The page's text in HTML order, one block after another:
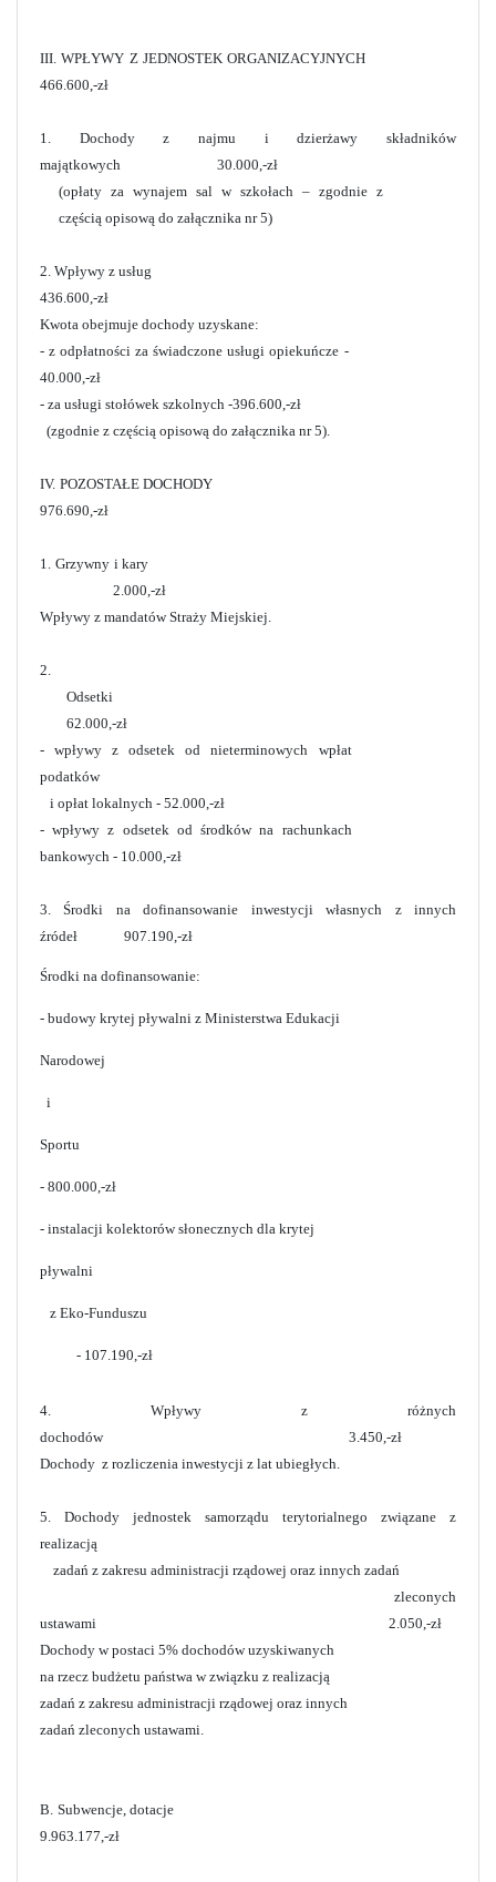
III. WPŁYWY Z JEDNOSTEK ORGANIZACYJNYCH
466.600,-zł
1. Dochody z najmu i dzierżawy składników
majątkowych 30.000,-zł
(opłaty za wynajem sal w szkołach – zgodnie z
częścią opisową do załącznika nr 5)
2. Wpływy z usług
436.600,-zł
Kwota obejmuje dochody uzyskane:
- z odpłatności za świadczone usługi opiekuńcze -
40.000,-zł
- za usługi stołówek szkolnych -396.600,-zł
(zgodnie z częścią opisową do załącznika nr 5).
IV. POZOSTAŁE DOCHODY
976.690,-zł
1. Grzywny i kary
2.000,-zł
Wpływy z mandatów Straży Miejskiej.
2.
Odsetki
62.000,-zł
- wpływy z odsetek od nieterminowych wpłat
podatków
i opłat lokalnych - 52.000,-zł
- wpływy z odsetek od środków na rachunkach
bankowych - 10.000,-zł
3. Środki na dofinansowanie inwestycji własnych z innych
źródeł 907.190,-zł
Środki na dofinansowanie:
- budowy krytej pływalni z Ministerstwa Edukacji
Narodowej
i
Sportu
- 800.000,-zł
- instalacji kolektorów słonecznych dla krytej
pływalni
z Eko-Funduszu
- 107.190,-zł
4. Wpływy z różnych
dochodów 3.450,-zł
Dochody z rozliczenia inwestycji z lat ubiegłych.
5. Dochody jednostek samorządu terytorialnego związane z
realizacją
zadań z zakresu administracji rządowej oraz innych zadań
zleconych
ustawami 2.050,-zł
Dochody w postaci 5% dochodów uzyskiwanych
na rzecz budżetu państwa w związku z realizacją
zadań z zakresu administracji rządowej oraz innych
zadań zleconych ustawami.
B. Subwencje, dotacje
9.963.177,-zł